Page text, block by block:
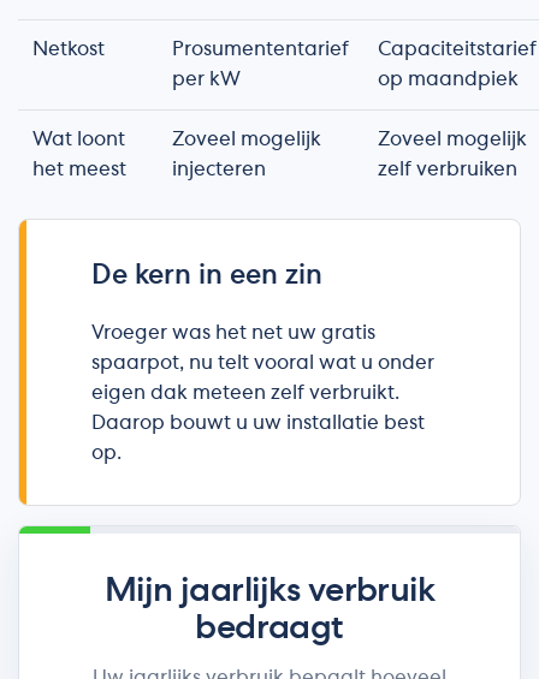
Netkost
Prosumententarief
per kW
Capaciteitstarief
op maandpiek
Wat loont
het meest
Zoveel mogelijk
injecteren
Zoveel mogelijk
zelf verbruiken
De kern in een zin
Vroeger was het net uw gratis
spaarpot, nu telt vooral wat u onder
eigen dak meteen zelf verbruikt.
Daarop bouwt u uw installatie best
op.